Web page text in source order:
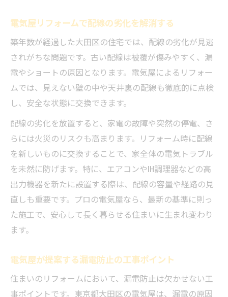
電気屋リフォームで配線の劣化を解消する
築年数が経過した大田区の住宅では、配線の劣化が見逃
されがちな問題です。古い配線は被覆が傷みやすく、漏
電やショートの原因となります。電気屋によるリフォー
ムでは、見えない壁の中や天井裏の配線も徹底的に点検
し、安全な状態に交換できます。
配線の劣化を放置すると、家電の故障や突然の停電、さ
らには火災のリスクも高まります。リフォーム時に配線
を新しいものに交換することで、家全体の電気トラブル
を未然に防げます。特に、エアコンやIH調理器などの高
出力機器を新たに設置する際は、配線の容量や経路の見
直しも重要です。プロの電気屋なら、最新の基準に則っ
た施工で、安心して長く暮らせる住まいに生まれ変わり
ます。
電気屋が提案する漏電防止の工事ポイント
住まいのリフォームにおいて、漏電防止は欠かせない工
事ポイントです。東京都大田区の電気屋は、漏電の原因